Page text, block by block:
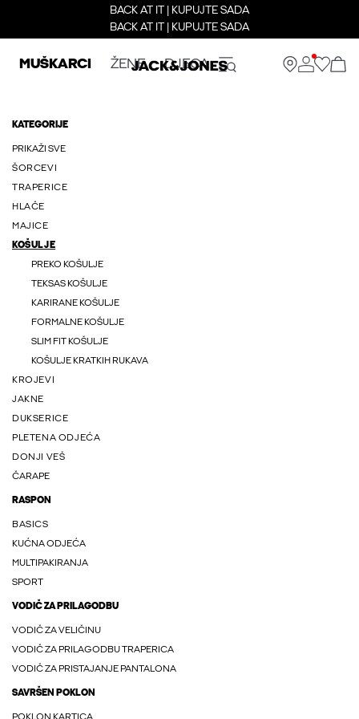
BACK AT IT | KUPUJTE SADA
BACK AT IT | KUPUJTE SADA
MUŠKARCI ŽENE DJECA
KATEGORIJE
PRIKAŽI SVE
ŠORCEVI
TRAPERICE
HLAČE
MAJICE
KOŠULJE
PREKO KOŠULJE
TEKSAS KOŠULJE
KARIRANE KOŠULJE
FORMALNE KOŠULJE
SLIM FIT KOŠULJE
KOŠULJE KRATKIH RUKAVA
KROJEVI
JAKNE
DUKSERICE
PLETENA ODJEĆA
DONJI VEŠ
ČARAPE
RASPON
BASICS
KUĆNA ODJEĆA
MULTIPAKIRANJA
SPORT
VODIČ ZA PRILAGODBU
VODIČ ZA VELIČINU
VODIČ ZA PRILAGODBU TRAPERICA
VODIČ ZA PRISTAJANJE PANTALONA
SAVRŠEN POKLON